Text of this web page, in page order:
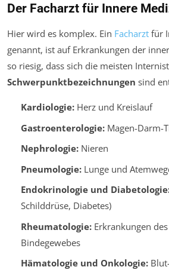
Der Facharzt für Innere
Hier wird es komplex. Ein Facharzt für
genannt, ist auf Erkrankungen der
so riesig, dass sich die meisten
Schwerpunktbezeichnungen sind
Kardiologie:Herz und Kreislauf
Gastroenterologie:Magen-Darm-
Nephrologie:Nieren
Pneumologie:Lunge und
Endokrinologie und
Schilddrüse, Diabetes)
Rheumatologie:Erkrankungen
Bindegewebes
Hämatologie und Onkologie: